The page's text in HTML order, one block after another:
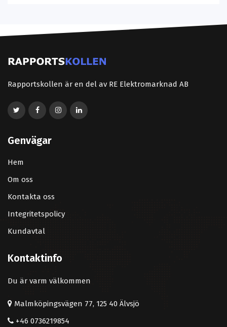
Rapportskollen är en del av RE Elektromarknad AB
Genvägar
Hem
Om oss
Kontakta oss
Integritetspolicy
Kundavtal
Kontaktinfo
Du är varm välkommen
Malmköpingsvägen 77, 125 40 Älvsjö
+46 0736219854